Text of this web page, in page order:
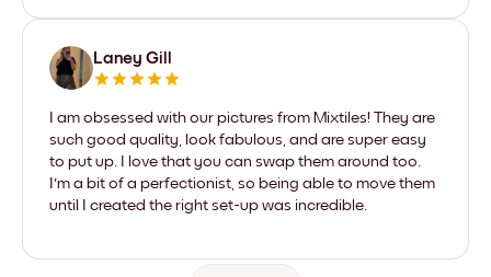
Laney Gill
I am obsessed with our pictures from Mixtiles! They are
such good quality, look fabulous, and are super easy
to put up. I love that you can swap them around too.
I'm a bit of a perfectionist, so being able to move them
until I created the right set-up was incredible.